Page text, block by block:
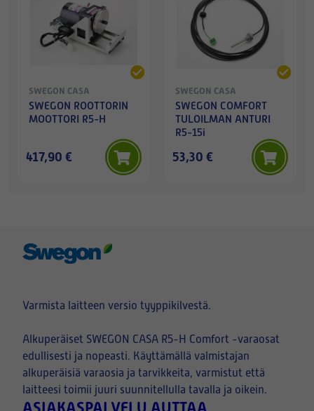
SWEGON CASA
SWEGON ROOTTORIN
MOOTTORI R5-H
417,90 €
SWEGON CASA
SWEGON COMFORT
TULOILMAN ANTURI
R5-15i
53,30 €
Varmista laitteen versio tyyppikilvestä.
Alkuperäiset SWEGON CASA R5-H Comfort -varaosat
edullisesti ja nopeasti. Käyttämällä valmistajan
alkuperäisiä varaosia ja tarvikkeita, varmistut että
laitteesi toimii juuri suunnitellulla tavalla ja oikein.